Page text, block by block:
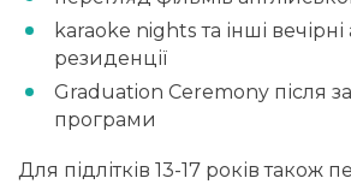
karaoke nights та інші вечірні
резиденції
Graduation Ceremony після
програми
Для підлітків 13-17 років також